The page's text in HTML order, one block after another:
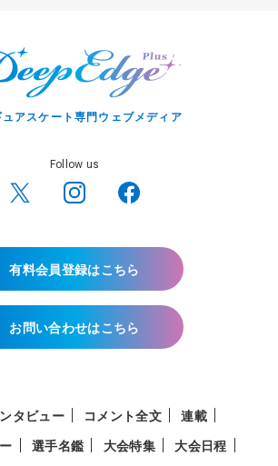
アスケート専門ウェブメディア
Follow us
有料会員登録はこちら
お問い合わせはこちら
タビュー コメント全文
連載
選手名鑑 大会特集 大会日程